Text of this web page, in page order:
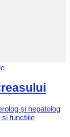
și hepatolog
si functiile